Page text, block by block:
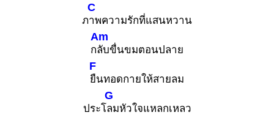
ภ
C
าพความรักที่แสนหวาน
ก
Am
ลับขื่นขมตอนปลาย
F
ยืนทอดกายให้สายลม
ประโ
G
ลมหัวใจแหลกเหลว